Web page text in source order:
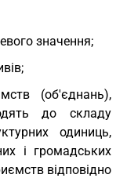
значення;
(об'єднань),
до складу
одиниць,
і громадських
відповідно